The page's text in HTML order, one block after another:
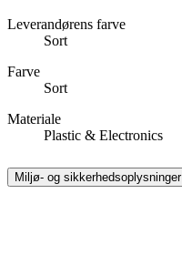
Leverandørens farve
Sort
Farve
Sort
Materiale
Plastic & Electronics
Miljø- og sikkerhedsoplysninger